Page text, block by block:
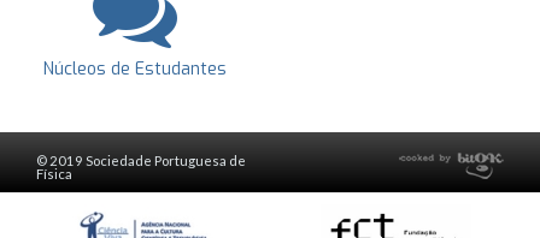
Núcleos de Estudantes
© 2019 Sociedade Portuguesa de
Física